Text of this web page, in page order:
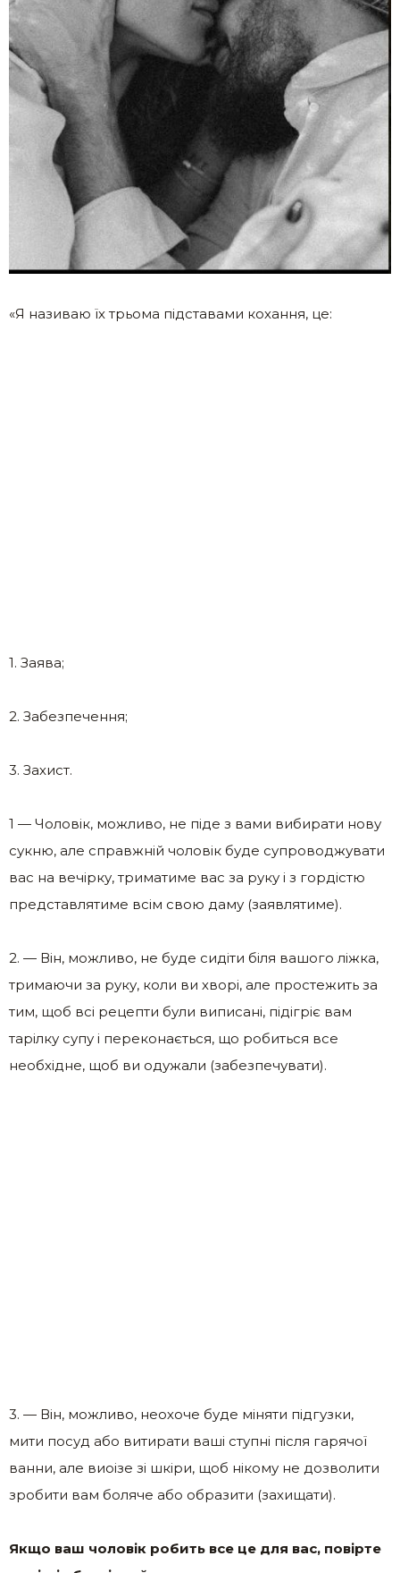
«Я називаю їх трьома підставами кохання, це:
1. Заява;
2. Забезпечення;
3. Захист.
1 — Чоловік, можливо, не піде з вами вибирати нову
сукню, але справжній чоловік буде супроводжувати
вас на вечірку, триматиме вас за руку і з гордістю
представлятиме всім свою даму (заявлятиме).
2. — Він, можливо, не буде сидіти біля вашого ліжка,
тримаючи за руку, коли ви хворі, але простежить за
тим, щоб всі рецепти були виписані, підігріє вам
тарілку супу і переконається, що робиться все
необхідне, щоб ви одужали (забезпечувати).
3. — Він, можливо, неохоче буде міняти підгузки,
мити посуд або витирати ваші ступні після гарячої
ванни, але виоізе зі шкіри, щоб нікому не дозволити
зробити вам боляче або образити (захищати).
Якщо ваш чоловік робить все це для вас, повірте